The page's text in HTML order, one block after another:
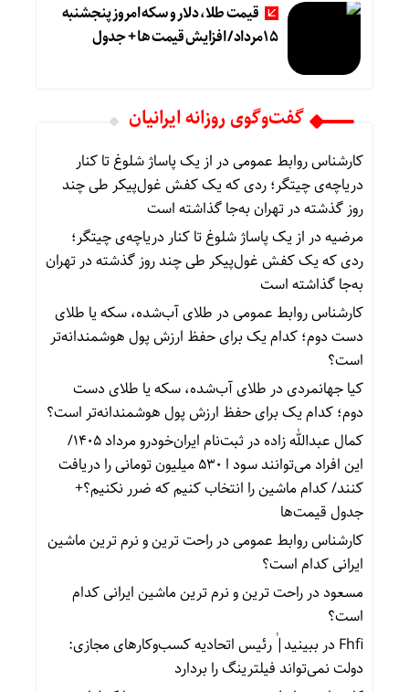
قیمت طلا، دلار و سکه امروز پنجشنبه
15مرداد/ افزایش قیمت ها + جدول
گفت‌وگوی روزانه ایرانیان
کارشناس روابط عمومیدر از یک پاساژ شلوغ تا کنار
دریاچه‌ی چیتگر؛ ردی که یک کفش غول‌پیکر طی چند
روز گذشته در تهران به‌جا گذاشته است
مرضیهدر از یک پاساژ شلوغ تا کنار دریاچه‌ی چیتگر؛
ردی که یک کفش غول‌پیکر طی چند روز گذشته در تهران
به‌جا گذاشته است
کارشناس روابط عمومیدر طلای آب‌شده، سکه یا طلای
دست دوم؛ کدام یک برای حفظ ارزش پول هوشمندانه‌تر
است؟
کیا جهانمردیدر طلای آب‌شده، سکه یا طلای دست
دوم؛ کدام یک برای حفظ ارزش پول هوشمندانه‌تر است؟
کمال عبدالله زادهدر
ثبت‌نام ایران‌خودرو مرداد ۱۴۰۵/
این افراد می‌توانند سود ا ۵۳۰ میلیون تومانی را دریافت
کنند/ کدام ماشین را انتخاب کنیم که ضرر نکنیم؟+
جدول قیمت‌ها
کارشناس روابط عمومیدرراحت ترین و نرم ترین ماشین
ایرانی کدام است؟
مسعوددرراحت ترین و نرم ترین ماشین ایرانی کدام
است؟
Fhfiدر ببینید| ٰرئیس اتحادیه کسب‌وکارهای مجازی:
دولت نمی‌تواند فیلترینگ را بردارد